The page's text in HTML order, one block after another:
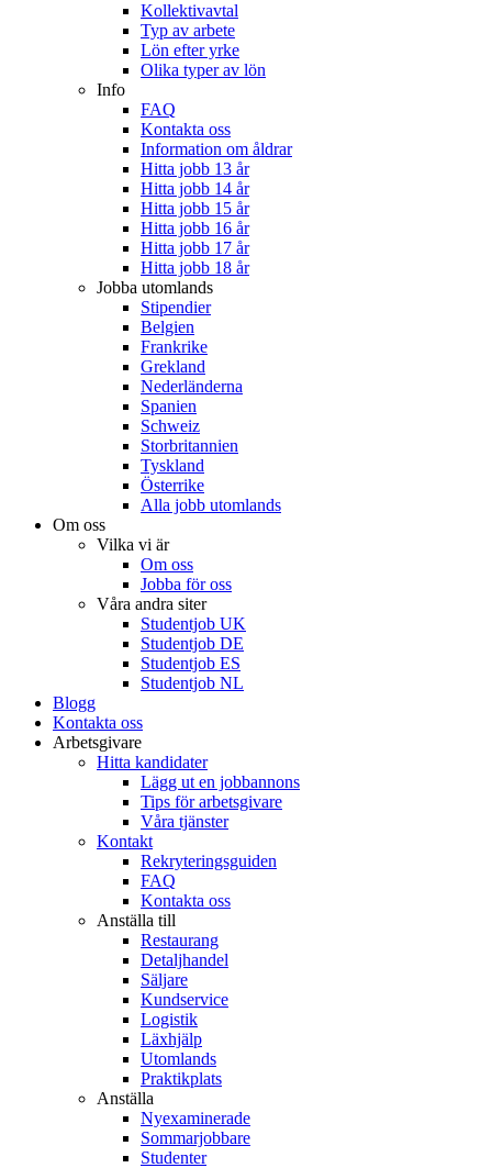
Kollektivavtal
Typ av arbete
Lön efter yrke
Olika typer av lön
Info
FAQ
Kontakta oss
Information om åldrar
Hitta jobb 13 år
Hitta jobb 14 år
Hitta jobb 15 år
Hitta jobb 16 år
Hitta jobb 17 år
Hitta jobb 18 år
Jobba utomlands
Stipendier
Belgien
Frankrike
Grekland
Nederländerna
Spanien
Schweiz
Storbritannien
Tyskland
Österrike
Alla jobb utomlands
Om oss
Vilka vi är
Om oss
Jobba för oss
Våra andra siter
Studentjob UK
Studentjob DE
Studentjob ES
Studentjob NL
Blogg
Kontakta oss
Arbetsgivare
Hitta kandidater
Lägg ut en jobbannons
Tips för arbetsgivare
Våra tjänster
Kontakt
Rekryteringsguiden
FAQ
Kontakta oss
Anställa till
Restaurang
Detaljhandel
Säljare
Kundservice
Logistik
Läxhjälp
Utomlands
Praktikplats
Anställa
Nyexaminerade
Sommarjobbare
Studenter